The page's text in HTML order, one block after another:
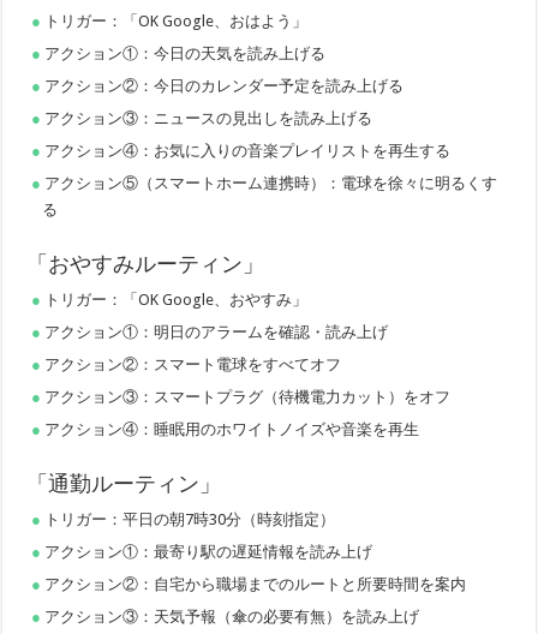
トリガー：「OK Google、おはよう」
アクション①：今日の天気を読み上げる
アクション②：今日のカレンダー予定を読み上げる
アクション③：ニュースの見出しを読み上げる
アクション④：お気に入りの音楽プレイリストを再生する
アクション⑤（スマートホーム連携時）：電球を徐々に明るくす
る
「おやすみルーティン」
トリガー：「OK Google、おやすみ」
アクション①：明日のアラームを確認・読み上げ
アクション②：スマート電球をすべてオフ
アクション③：スマートプラグ（待機電力カット）をオフ
アクション④：睡眠用のホワイトノイズや音楽を再生
「通勤ルーティン」
トリガー：平日の朝7時30分（時刻指定）
アクション①：最寄り駅の遅延情報を読み上げ
アクション②：自宅から職場までのルートと所要時間を案内
アクション③：天気予報（傘の必要有無）を読み上げ